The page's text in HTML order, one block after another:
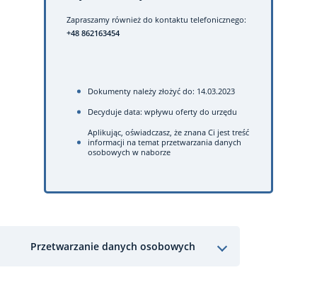
Zapraszamy również do kontaktu telefonicznego:
+48 862163454
Dokumenty należy złożyć do: 14.03.2023
Decyduje data: wpływu oferty do urzędu
Aplikując, oświadczasz, że znana Ci jest treść
informacji na temat przetwarzania danych
osobowych w naborze
Przetwarzanie danych osobowych